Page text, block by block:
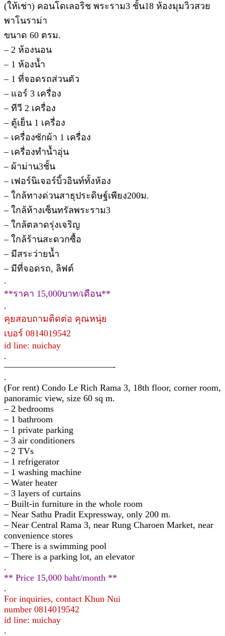
(ให้เช่า) คอนโดเลอริช พระราม3 ชั้น18 ห้องมุมวิวสวย
พาโนราม่า
ขนาด 60 ตรม.
– 2 ห้องนอน
– 1 ห้องน้ำ
– 1 ที่จอดรถส่วนตัว
– แอร์ 3 เครื่อง
– ทีวี 2 เครื่อง
– ตู้เย็น 1 เครื่อง
– เครื่องซักผ้า 1 เครื่อง
– เครื่องทำน้ำอุ่น
– ผ้าม่าน3ชั้น
– เฟอร์นิเจอร์บิ้วอินท์ทั้งห้อง
– ใกล้ทางด่วนสาธุประดิษฐ์เพียง200ม.
– ใกล้ห้างเซ็นทรัลพระราม3
– ใกล้ตลาดรุ่งเจริญ
– ใกล้ร้านสะดวกซื้อ
– มีสระว่ายน้ำ
– มีที่จอดรถ, ลิฟต์
.
**ราคา 15,000บาท/เดือน**
.
คุยสอบถามติดต่อ คุณหนุ่ย
เบอร์ 0814019542
id line: nuichay
.
————————————-
.
(For rent) Condo Le Rich Rama 3, 18th floor, corner room,
panoramic view, size 60 sq m.
– 2 bedrooms
– 1 bathroom
– 1 private parking
– 3 air conditioners
– 2 TVs
– 1 refrigerator
– 1 washing machine
– Water heater
– 3 layers of curtains
– Built-in furniture in the whole room
– Near Sathu Pradit Expressway, only 200 m.
– Near Central Rama 3, near Rung Charoen Market, near
convenience stores
– There is a swimming pool
– There is a parking lot, an elevator
.
** Price 15,000 baht/month **
.
For inquiries, contact Khun Nui
number 0814019542
id line: nuichay
.